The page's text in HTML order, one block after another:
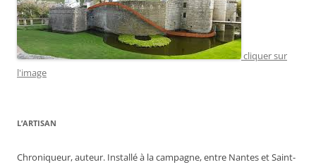
cliquer sur
l'image
L’ARTISAN
Chroniqueur, auteur. Installé à la campagne, entre Nantes et Saint-